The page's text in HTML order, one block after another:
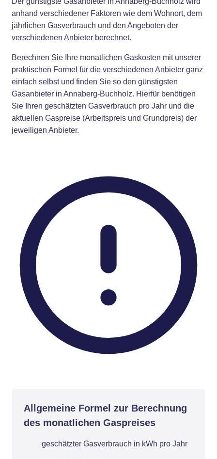
anhand verschiedener Faktoren wie dem Wohnort, dem
jährlichen Gasverbrauch und den Angeboten der
verschiedenen Anbieter berechnet.
Berechnen Sie Ihre monatlichen Gaskosten mit unserer
praktischen Formel für die verschiedenen Anbieter ganz
einfach selbst und finden Sie so den günstigsten
Gasanbieter in Annaberg-Buchholz. Hierfür benötigen
Sie Ihren geschätzten Gasverbrauch pro Jahr und die
aktuellen Gaspreise (Arbeitspreis und Grundpreis) der
jeweiligen Anbieter.
Allgemeine Formel zur Berechnung
des monatlichen Gaspreises
geschätzter Gasverbrauch in kWh pro Jahr